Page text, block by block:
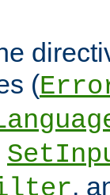
(
,